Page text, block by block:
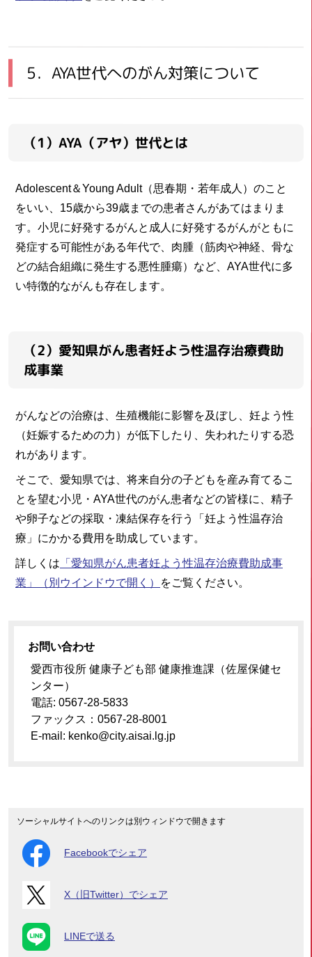
5．AYA世代へのがん対策について
（1）AYA（アヤ）世代とは
Adolescent＆Young Adult（思春期・若年成人）のこと
をいい、15歳から39歳までの患者さんがあてはまりま
す。小児に好発するがんと成人に好発するがんがともに
発症する可能性がある年代で、肉腫（筋肉や神経、骨な
どの結合組織に発生する悪性腫瘍）など、AYA世代に多
い特徴的ながんも存在します。
（2）愛知県がん患者妊よう性温存治療費助
成事業
がんなどの治療は、生殖機能に影響を及ぼし、妊よう性
（妊娠するための力）が低下したり、失われたりする恐
れがあります。
そこで、愛知県では、将来自分の子どもを産み育てるこ
とを望む小児・AYA世代のがん患者などの皆様に、精子
や卵子などの採取・凍結保存を行う「妊よう性温存治
療」にかかる費用を助成しています。
詳しくは 「愛知県がん患者妊よう性温存治療費助成事
業」
（別ウインドウで開く） をご覧ください。
お問い合わせ
愛西市役所 健康子ども部 健康推進課（佐屋保健セ
ンター）
電話: 0567-28-5833
ファックス：0567-28-8001
E-mail: kenko@city.aisai.lg.jp
ソーシャルサイトへのリンクは別ウィンドウで開きます
Facebookでシェア
X（旧Twitter）でシェア
LINEで送る